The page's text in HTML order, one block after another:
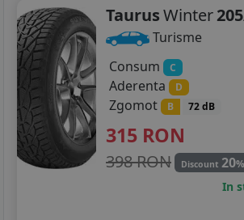
TaurusWinter
Turisme
Consum
C
Aderenta D
Zgomot B 72 dB
315 RON
398 RON Discount 20%
In